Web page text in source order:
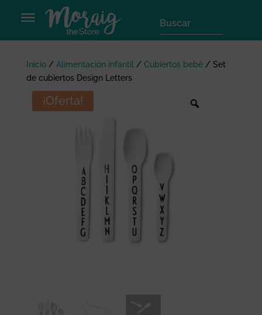
Inicio/ Alimentación infantil/ Cubiertos bebé/ Set
de cubiertos Design Letters
¡Oferta!